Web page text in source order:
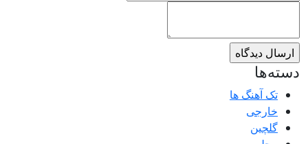
دسته‌ها
تک آهنگ ها
خارجی
گلچین